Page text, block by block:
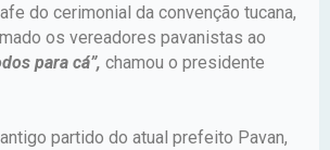
do cerimonial da convenção tucana,
os vereadores pavanistas ao
para cá”, chamou o presidente
partido do atual prefeito Pavan,